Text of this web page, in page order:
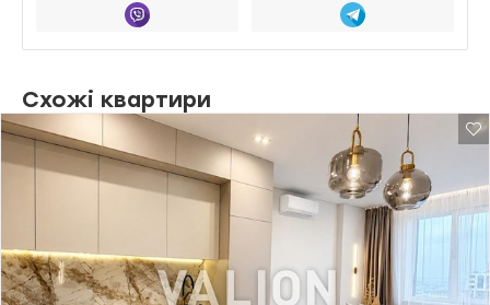
Схожі квартири